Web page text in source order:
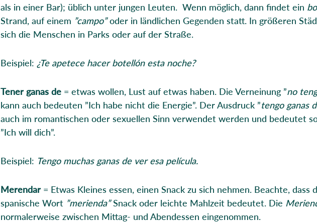
als in einer Bar); üblich unter jungen Leuten. Wenn möglich, dann findet ein
Strand, auf einem ”campo”oder in ländlichen Gegenden statt. In größeren
sich die Menschen in Parks oder auf der Straße.
Beispiel: ¿Te apetece hacer botellón esta noche?
Tener ganas de = etwas wollen, Lust auf etwas haben. Die Verneinung ”no
kann auch bedeuten ”Ich habe nicht die Energie”. Der Ausdruck ”tengo ganas
auch im romantischen oder sexuellen Sinn verwendet werden und bedeutet
”Ich will dich”.
Beispiel: Tengo muchas ganas de ver esa película.
Merendar = Etwas Kleines essen, einen Snack zu sich nehmen. Beachte, dass
spanische Wort ”merienda”Snack oder leichte Mahlzeit bedeutet. Die
normalerweise zwischen Mittag- und Abendessen eingenommen.